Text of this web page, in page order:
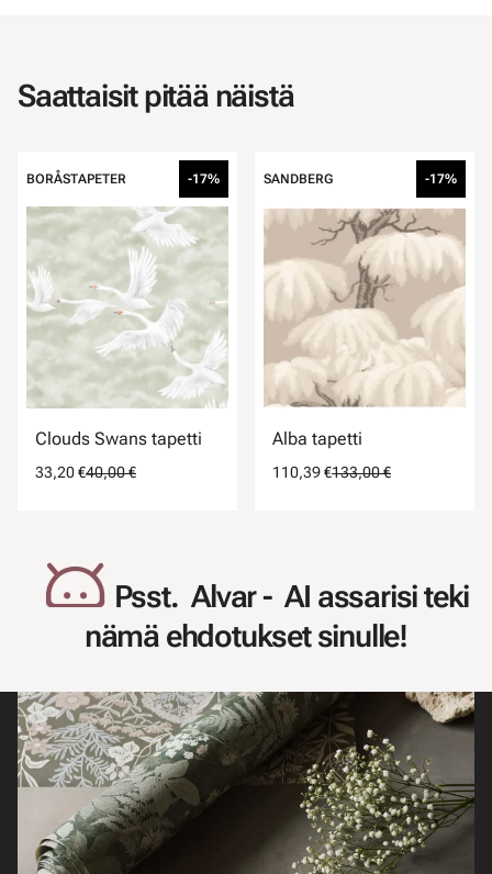
Saattaisit pitää näistä
BORÅSTAPETER -17%
Clouds Swans tapetti
33,20 €40,00 €
SANDBERG -17%
Alba tapetti
110,39 €133,00 €
Psst. Alvar - AI assarisi teki
nämä ehdotukset sinulle!